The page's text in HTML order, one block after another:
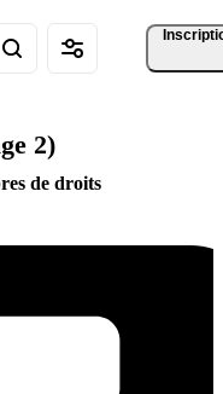
2)
de droits